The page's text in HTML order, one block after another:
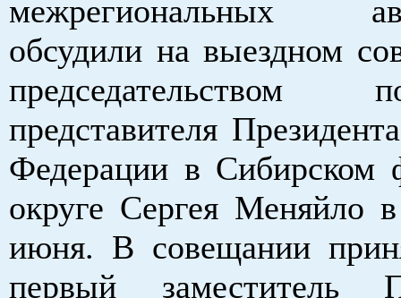
межрегиональных
обсудили на выездном
председательством
представителя
Федерации в Сибирском
округе Сергея Меняйло
июня. В совещании
первый заместитель